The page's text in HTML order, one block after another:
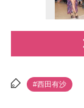
#西田有沙